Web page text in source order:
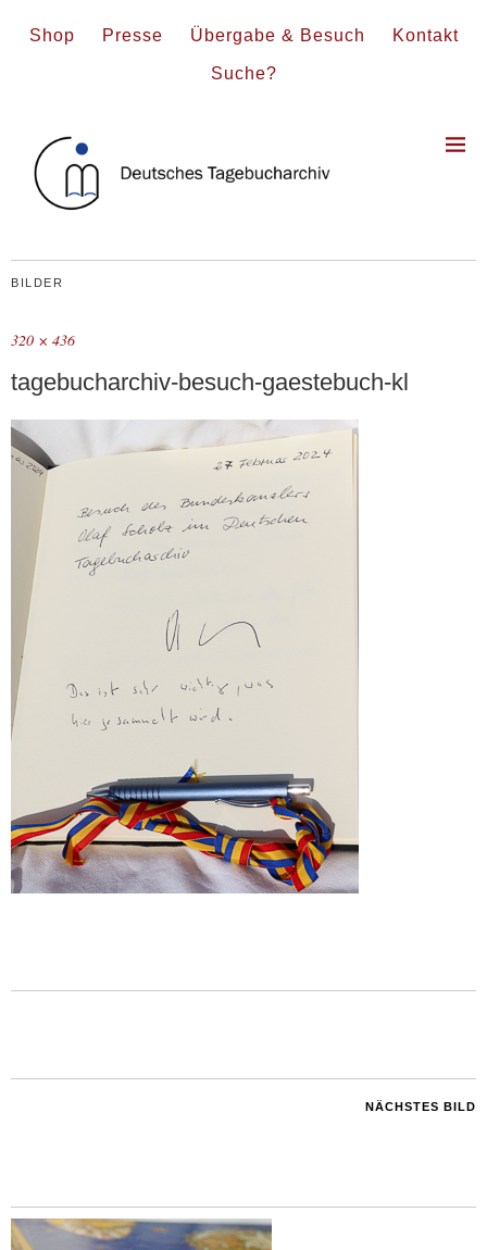
Shop Presse Übergabe & Besuch Kontakt
Suche?
BILDER
320 × 436
tagebucharchiv-besuch-gaestebuch-kl
NÄCHSTES BILD